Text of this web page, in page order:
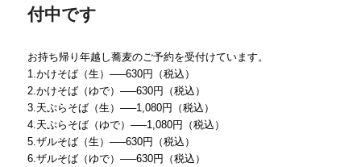
付中です
お持ち帰り年越し蕎麦のご予約を受付けています。
1.かけそば（生）—–630円（税込）
2.かけそば（ゆで）—–630円（税込）
3.天ぷらそば（生）—–1,080円（税込）
4.天ぷらそば（ゆで）—–1,080円（税込）
5.ザルそば（生）—–630円（税込）
6.ザルそば（ゆで）—–630円（税込）